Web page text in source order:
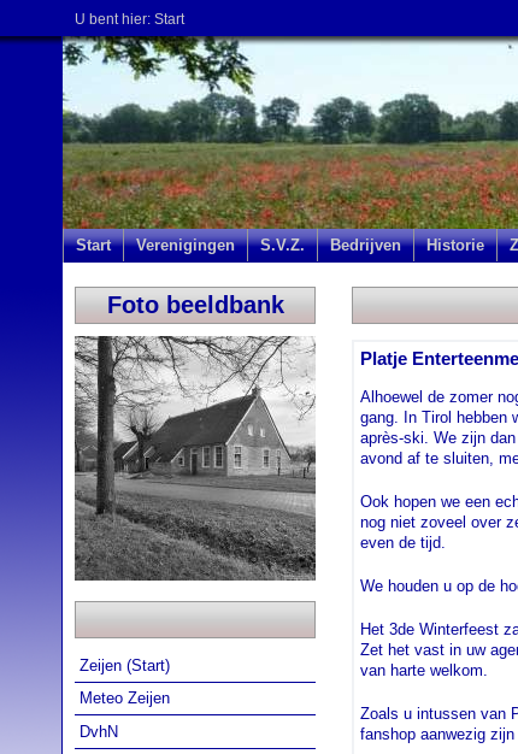
U bent hier: Start
Start Verenigingen S.V.Z. Bedrijven Historie
Foto beeldbank
Zeijen (Start)
Meteo Zeijen
DvhN
Platje
Alhoewel de zomer
gang. In Tirol hebben
après-ski. We zijn
avond af te sluiten,
Ook hopen we een
nog niet zoveel over
even de tijd.
We houden u op de
Het 3de Winterfeest
Zet het vast in uw
van harte welkom.
Zoals u intussen van
fanshop aanwezig